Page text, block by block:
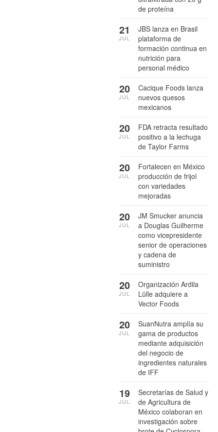
de proteína
JBS lanza en Brasil
plataforma de
formación continua en
nutrición para
personal médico
21
JUL
Cacique Foods lanza
nuevos quesos
mexicanos
20
JUL
FDA retracta resultado
positivo a la lechuga
de Taylor Farms
20
JUL
Fortalecen en México
producción de frijol
con variedades
mejoradas
20
JUL
JM Smucker anuncia
a Douglas Guilherme
como vicepresidente
senior de operaciones
y cadena de
suministro
20
JUL
Organización Ardila
Lülle adquiere a
Vector Foods
20
JUL
SuanNutra amplía su
gama de productos
mediante adquisición
del negocio de
ingredientes naturales
de IFF
20
JUL
Secretarías de Salud y
de Agricultura de
México colaboran en
investigación sobre
19
JUL